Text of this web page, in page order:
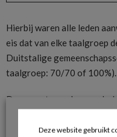
Hierbij waren alle leden
eis dat van elke taalgroep
Duitstalige
taalgroep: 70/70 of 100%).
Daarnaast was de
rekening wordt gehouden
Deze website gebruikt